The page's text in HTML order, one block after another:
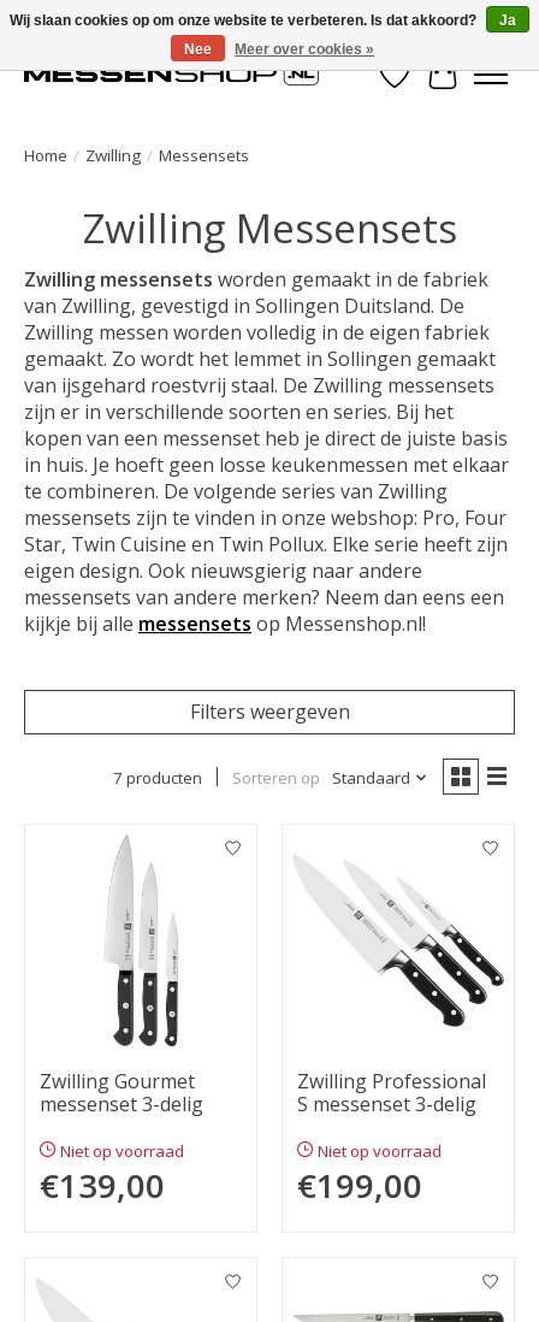
Verlanglijst
Home / Zwilling / Messensets
Zwilling Messensets
Zwilling messensets worden gemaakt in de fabriek
van Zwilling, gevestigd in Sollingen Duitsland. De
Zwilling messen worden volledig in de eigen fabriek
gemaakt. Zo wordt het lemmet in Sollingen gemaakt
van ijsgehard roestvrij staal. De Zwilling messensets
zijn er in verschillende soorten en series. Bij het
kopen van een messenset heb je direct de juiste basis
in huis. Je hoeft geen losse keukenmessen met elkaar
te combineren. De volgende series van Zwilling
messensets zijn te vinden in onze webshop: Pro, Four
Star, Twin Cuisine en Twin Pollux. Elke serie heeft zijn
eigen design. Ook nieuwsgierig naar andere
messensets van andere merken? Neem dan eens een
kijkje bij alle messensets op Messenshop.nl!
Filters weergeven
7 producten Sorteren op Standaard
Zwilling Gourmet
messenset 3-delig
Niet op voorraad
€139,00
Zwilling Professional
S messenset 3-delig
Niet op voorraad
€199,00
Wij slaan cookies op om onze website te verbeteren. Is dat akkoord?
Ja
Nee
Meer over cookies »